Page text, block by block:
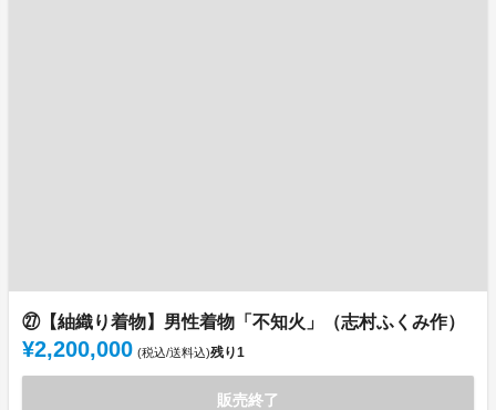
㉗【紬織り着物】男性着物「不知火」（志村ふくみ作）
¥2,200,000 (税込/送料込)残り1
販売終了